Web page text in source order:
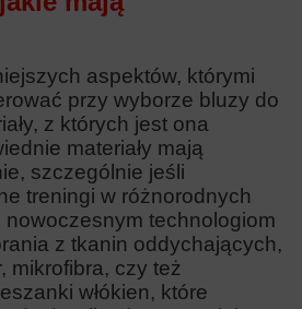
aspektów, którymi
przy wyborze bluzy do
z których jest ona
materiały mają
szczególnie jeśli
treningi w różnorodnych
technologiom
z tkanin oddychających,
mikrofibra, czy też
włókien, które